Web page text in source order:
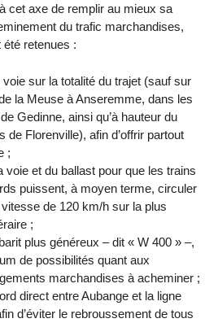
cet axe de remplir au mieux sa
du trafic marchandises,
retenues :
sur la totalité du trajet (sauf sur
la Meuse à Anseremme, dans les
Gedinne, ainsi qu’à hauteur du
de Florenville), afin d’offrir partout
;
voie et du ballast pour que les trains
puissent, à moyen terme, circuler
de 120 km/h sur la plus
;
plus généreux – dit « W 400 » –,
de possibilités quant aux
marchandises à acheminer ;
direct entre Aubange et la ligne
d’éviter le rebroussement de tous